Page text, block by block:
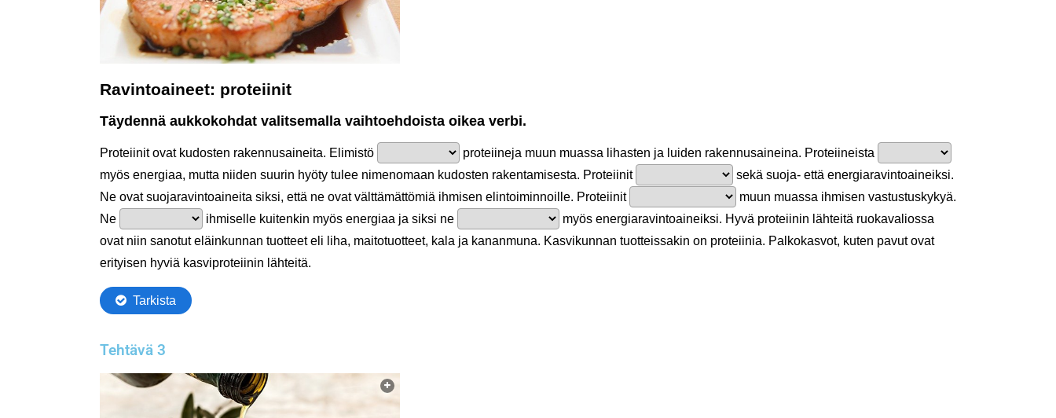
Tehtävä 3